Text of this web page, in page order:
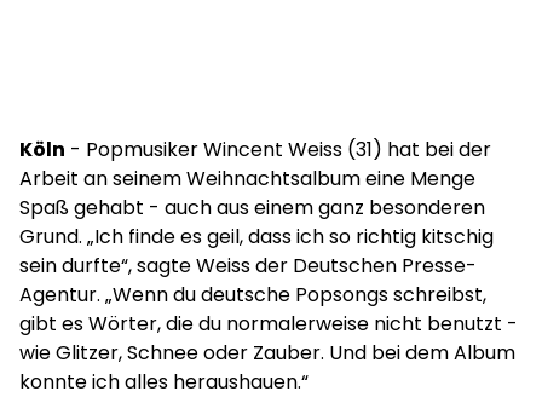
Köln - Popmusiker Wincent Weiss (31) hat bei der
Arbeit an seinem Weihnachtsalbum eine Menge
Spaß gehabt - auch aus einem ganz besonderen
Grund. „Ich finde es geil, dass ich so richtig kitschig
sein durfte“, sagte Weiss der Deutschen Presse-
Agentur. „Wenn du deutsche Popsongs schreibst,
gibt es Wörter, die du normalerweise nicht benutzt -
wie Glitzer, Schnee oder Zauber. Und bei dem Album
konnte ich alles heraushauen.“